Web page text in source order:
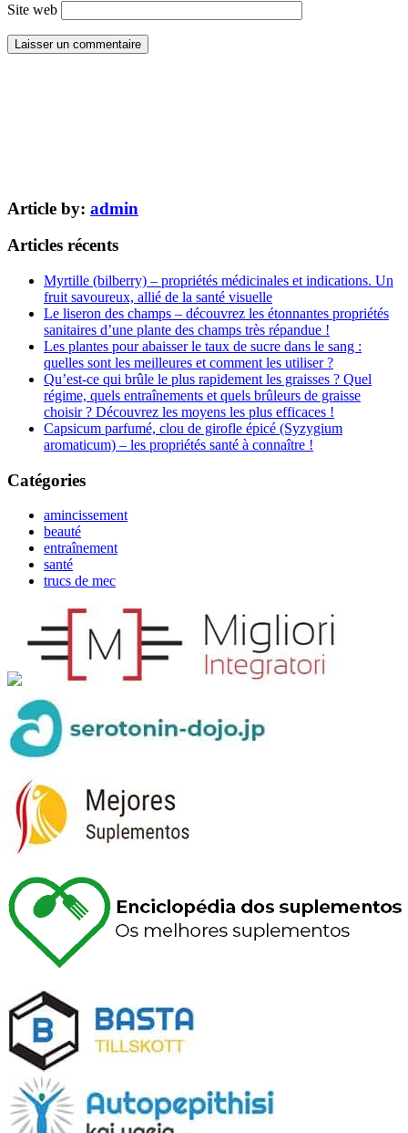
Site web
Article by: admin
Articles récents
Myrtille (bilberry) – propriétés médicinales et indications. Un
fruit savoureux, allié de la santé visuelle
Le liseron des champs – découvrez les étonnantes propriétés
sanitaires d’une plante des champs très répandue !
Les plantes pour abaisser le taux de sucre dans le sang :
quelles sont les meilleures et comment les utiliser ?
Qu’est-ce qui brûle le plus rapidement les graisses ? Quel
régime, quels entraînements et quels brûleurs de graisse
choisir ? Découvrez les moyens les plus efficaces !
Capsicum parfumé, clou de girofle épicé (Syzygium
aromaticum) – les propriétés santé à connaître !
Catégories
amincissement
beauté
entraînement
santé
trucs de mec